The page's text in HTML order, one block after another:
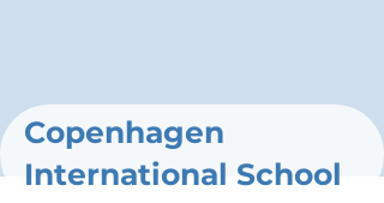
Copenhagen
International School